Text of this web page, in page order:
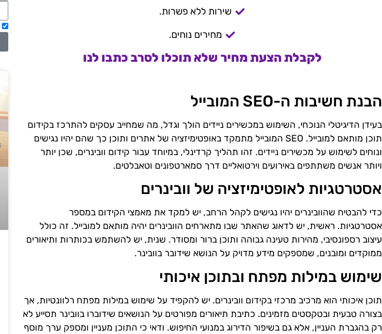
שירות ללא פשרות.
מחירים נוחים.
לקבלת הצעת מחיר שלא תוכלו לסרב כתבו לנו
הבנת חשיבות ה-SEO המובייל
בעידן הדיגיטלי הנוכחי, השימוש במכשירים ניידים הולך וגדל, מה שמחייב עסקים להתרכז בקידום
תוכן מותאם למובייל. SEO המובייל מתמקד באופטימיזציה של אתרים ותוכן כך שהם יהיו נגישים
ונוחים לשימוש על מכשירים ניידים. זהו תהליך קרדינלי, במיוחד עבור קידום וובינרים, שכן יותר
ויותר אנשים משתתפים באירועים וירטואליים דרך סמארטפונים וטאבלטים.
אסטרטגיות לאופטימיזציה של וובינרים
כדי להבטיח שהוובינרים יהיו נגישים לקהל הרחב, יש למקד את מאמצי הקידום במספר
אסטרטגיות. ראשית, יש לדאוג שהאתר שבו מתארחים הוובינרים יהיה מותאם למובייל. זה כולל
עיצוב רספונסיבי, מהירות טעינה גבוהה ותוכן ברור ומסודר. שנית, יש להשתמש בכותרות ותיאורים
ממוקדים ומובנים, שמספקים מידע מדויק על הנושא שידובר בוובינר.
שימוש במילות מפתח ובתוכן איכותי
תוכן איכותי הוא מרכיב מרכזי בקידום וובינרים. יש להקפיד על שימוש במילות מפתח רלוונטיות, אך
בצורה טבעית ובטקסטים מזמינים. כתיבת תיאורים מפורטים על הנושאים שידוברו בוובינר תסייע לא
רק בהגברת העניין, אלא גם בשיפור הדירוג במנועי החיפוש. ודאי כי התוכן מעניין ומספק ערך מוסף